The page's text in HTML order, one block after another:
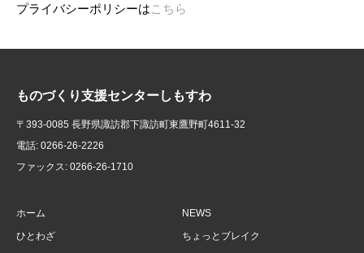
プライバシーポリシーはこちら
ものづくり支援センターしもすわ
〒393-0085 長野県諏訪郡下諏訪町東鷹野町4611-32
電話: 0266-26-2226
ファックス: 0266-26-1710
ホーム
ひとわざ
NEWS
ちょっとブレイク